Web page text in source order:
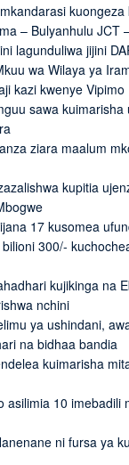
kuongeza
– Bulyanhulu JCT
lagunduliwa jijini
wa Wilaya ya
kazi kwenye Vipimo
sawa kuimarisha
ziara maalum
kupitia
17 kusomea
300/-
kujikinga na
nchini
ya ushindani,
na bidhaa bandia
kuimarisha
asilimia 10 imebadili
ni fursa ya